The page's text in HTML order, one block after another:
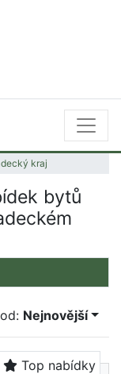
kraj
bytů
Nejnovější
Top nabídky